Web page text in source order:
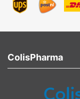
ColisPharma